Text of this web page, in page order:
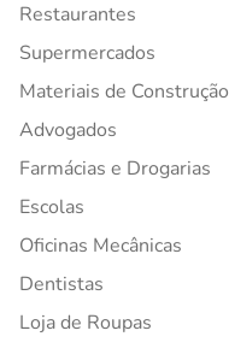
Restaurantes
Supermercados
Materiais de Construção
Advogados
Farmácias e Drogarias
Escolas
Oficinas Mecânicas
Dentistas
Loja de Roupas